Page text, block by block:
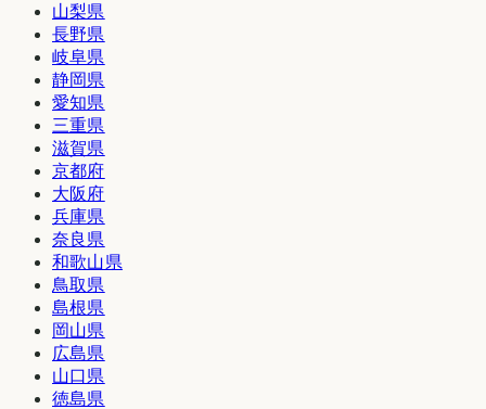
山梨県
長野県
岐阜県
静岡県
愛知県
三重県
滋賀県
京都府
大阪府
兵庫県
奈良県
和歌山県
鳥取県
島根県
岡山県
広島県
山口県
徳島県